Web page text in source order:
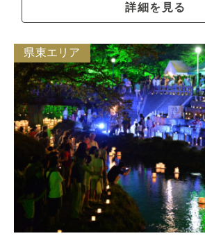
詳細を見る
県東エリア